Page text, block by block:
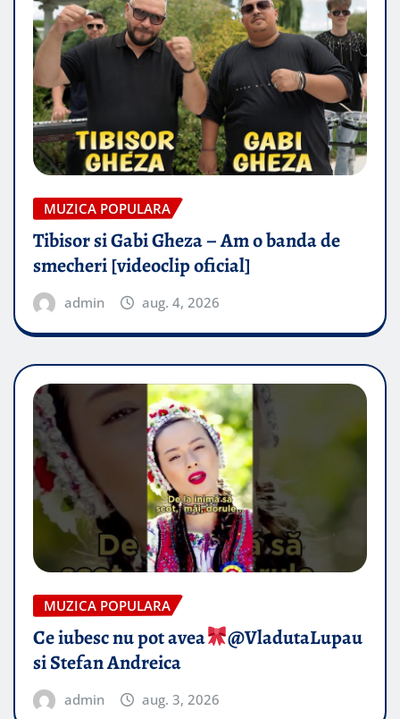
MUZICA POPULARA
Tibisor si Gabi Gheza – Am o banda de
smecheri [videoclip oficial]
admin aug. 4, 2026
MUZICA POPULARA
Ce iubesc nu pot avea
​@VladutaLupau
si Stefan Andreica
admin aug. 3, 2026